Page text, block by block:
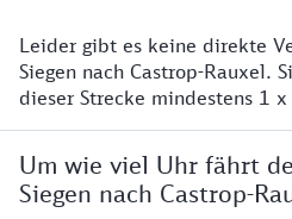
Leider gibt es keine direkte
Siegen nach Castrop-Rauxel.
dieser Strecke mindestens 1 x
Um wie viel Uhr fährt
Siegen nach Castrop-